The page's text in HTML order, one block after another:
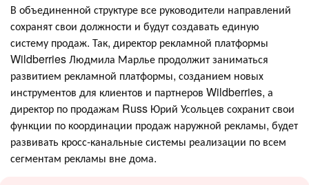
В объединенной структуре все руководители направлений
сохранят свои должности и будут создавать единую
систему продаж. Так, директор рекламной платформы
Wildberries Людмила Марлье продолжит заниматься
развитием рекламной платформы, созданием новых
инструментов для клиентов и партнеров Wildberries, а
директор по продажам Russ Юрий Усольцев сохранит свои
функции по координации продаж наружной рекламы, будет
развивать кросс-канальные системы реализации по всем
сегментам рекламы вне дома.